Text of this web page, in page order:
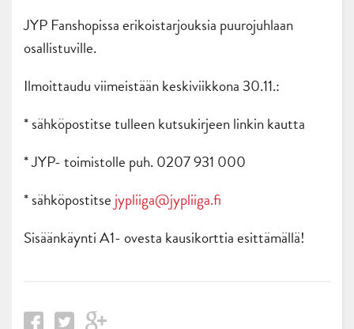
JYP Fanshopissa erikoistarjouksia puurojuhlaan
osallistuville.
Ilmoittaudu viimeistään keskiviikkona 30.11.:
* sähköpostitse tulleen kutsukirjeen linkin kautta
* JYP- toimistolle puh. 0207 931 000
* sähköpostitse jypliiga@jypliiga.fi
Sisäänkäynti A1- ovesta kausikorttia esittämällä!